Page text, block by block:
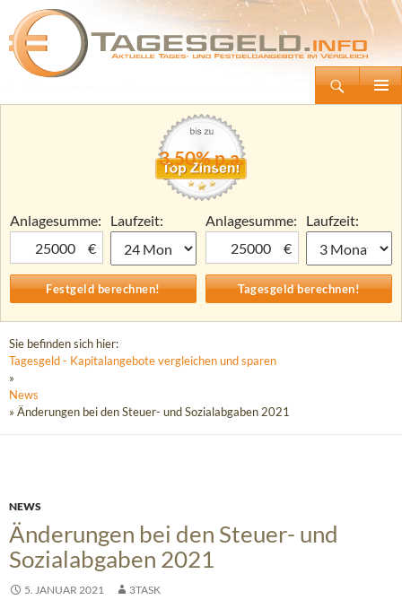
Tagesgeld.info – Tagesgeldkonten vergleichen und Tagesgeld-Zinsen berechnen
Zum
3,50% p.a.
Anlagesumme:
€
Laufzeit:
Anlagesumme:
€
Laufzeit:
Sie befinden sich hier:
Tagesgeld - Kapitalangebote vergleichen und sparen
»
News
» Änderungen bei den Steuer- und Sozialabgaben 2021
NEWS
Änderungen bei den Steuer- und
Sozialabgaben 2021
5. JANUAR 2021 3TASK